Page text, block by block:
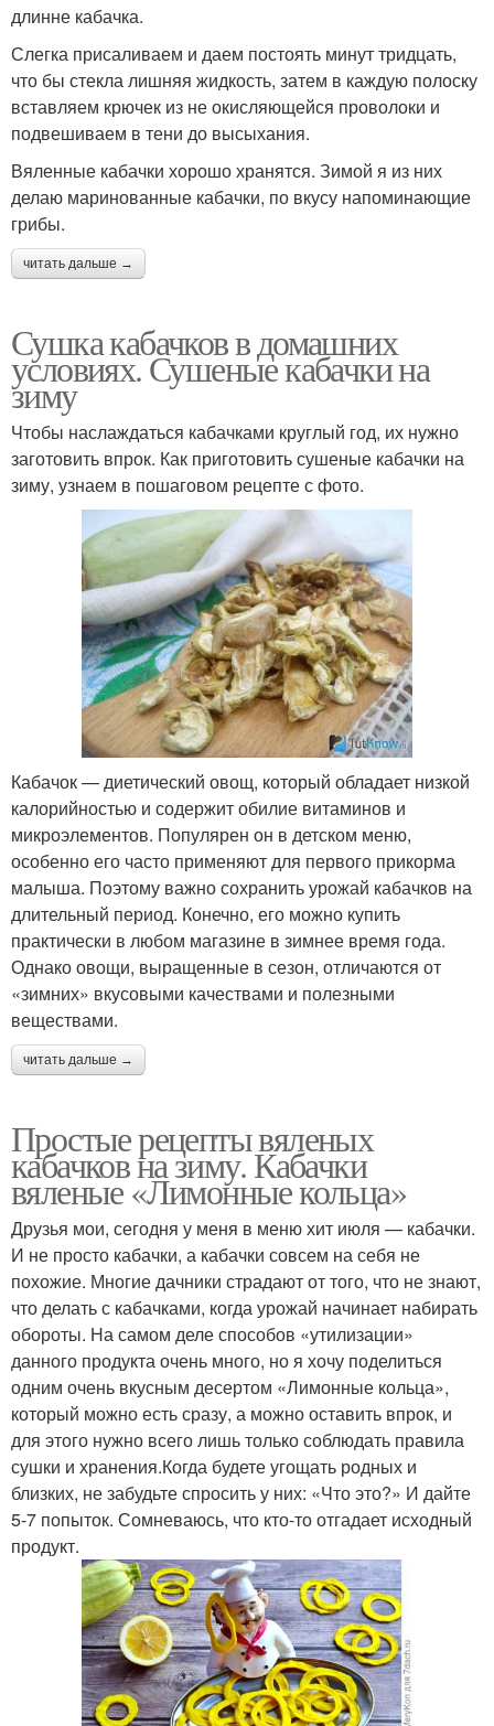
длинне кабачка.
Слегка присаливаем и даем постоять минут тридцать,
что бы стекла лишняя жидкость, затем в каждую полоску
вставляем крючек из не окисляющейся проволоки и
подвешиваем в тени до высыхания.
Вяленные кабачки хорошо хранятся. Зимой я из них
делаю маринованные кабачки, по вкусу напоминающие
грибы.
читать дальше →
Сушка кабачков в домашних
условиях. Сушеные кабачки на
зиму
Чтобы наслаждаться кабачками круглый год, их нужно
заготовить впрок. Как приготовить сушеные кабачки на
зиму, узнаем в пошаговом рецепте с фото.
Кабачок — диетический овощ, который обладает низкой
калорийностью и содержит обилие витаминов и
микроэлементов. Популярен он в детском меню,
особенно его часто применяют для первого прикорма
малыша. Поэтому важно сохранить урожай кабачков на
длительный период. Конечно, его можно купить
практически в любом магазине в зимнее время года.
Однако овощи, выращенные в сезон, отличаются от
«зимних» вкусовыми качествами и полезными
веществами.
читать дальше →
Простые рецепты вяленых
кабачков на зиму. Кабачки
вяленые «Лимонные кольца»
Друзья мои, сегодня у меня в меню хит июля — кабачки.
И не просто кабачки, а кабачки совсем на себя не
похожие. Многие дачники страдают от того, что не знают,
что делать с кабачками, когда урожай начинает набирать
обороты. На самом деле способов «утилизации»
данного продукта очень много, но я хочу поделиться
одним очень вкусным десертом «Лимонные кольца»,
который можно есть сразу, а можно оставить впрок, и
для этого нужно всего лишь только соблюдать правила
сушки и хранения.Когда будете угощать родных и
близких, не забудьте спросить у них: «Что это?» И дайте
5-7 попыток. Сомневаюсь, что кто-то отгадает исходный
продукт.